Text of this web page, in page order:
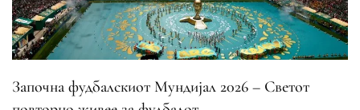
Започна фудбалскиот Мундијал 2026 – Светот